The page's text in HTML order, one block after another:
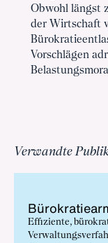
Obwohl längst
der Wirtschaft
Vorschlägen
Verwandte
Effiziente,